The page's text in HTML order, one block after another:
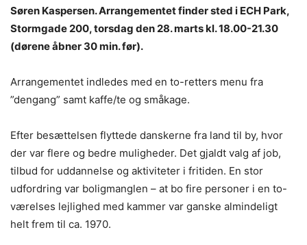
Søren Kaspersen. Arrangementet finder sted i ECH Park,
Stormgade 200, torsdag den 28. marts kl. 18.00-21.30
(dørene åbner 30 min. før).
Arrangementet indledes med en to-retters menu fra
”dengang” samt kaffe/te og småkage.
Efter besættelsen flyttede danskerne fra land til by, hvor
der var flere og bedre muligheder. Det gjaldt valg af job,
tilbud for uddannelse og aktiviteter i fritiden. En stor
udfordring var boligmanglen – at bo fire personer i en to-
værelses lejlighed med kammer var ganske almindeligt
helt frem til ca. 1970.